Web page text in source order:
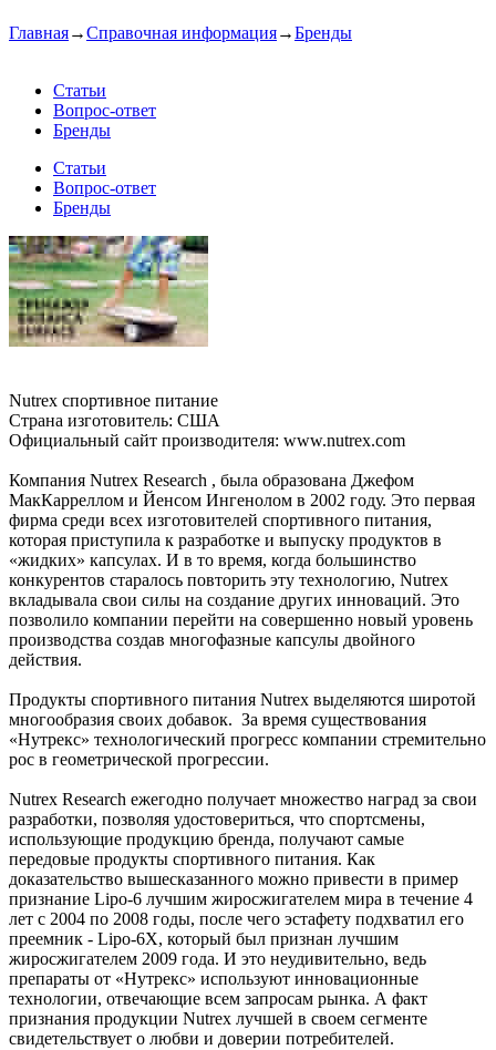
Главная→Справочная информация→Бренды
Статьи
Вопрос-ответ
Бренды
Статьи
Вопрос-ответ
Бренды
Nutrex спортивное питание
Страна изготовитель: США
Официальный сайт производителя: www.nutrex.com
Компания Nutrex Research , была образована Джефом
МакКарреллом и Йенсом Ингенолом в 2002 году. Это первая
фирма среди всех изготовителей спортивного питания,
которая приступила к разработке и выпуску продуктов в
«жидких» капсулах. И в то время, когда большинство
конкурентов старалось повторить эту технологию, Nutrex
вкладывала свои силы на создание других инноваций. Это
позволило компании перейти на совершенно новый уровень
производства создав многофазные капсулы двойного
действия.
Продукты спортивного питания Nutrex выделяются широтой
многообразия своих добавок. За время существования
«Нутрекс» технологический прогресс компании стремительно
рос в геометрической прогрессии.
Nutrex Research ежегодно получает множество наград за свои
разработки, позволяя удостовериться, что спортсмены,
использующие продукцию бренда, получают самые
передовые продукты спортивного питания. Как
доказательство вышесказанного можно привести в пример
признание Lipo-6 лучшим жиросжигателем мира в течение 4
лет с 2004 по 2008 годы, после чего эстафету подхватил его
преемник - Lipo-6X, который был признан лучшим
жиросжигателем 2009 года. И это неудивительно, ведь
препараты от «Нутрекс» используют инновационные
технологии, отвечающие всем запросам рынка. А факт
признания продукции Nutrex лучшей в своем сегменте
свидетельствует о любви и доверии потребителей.